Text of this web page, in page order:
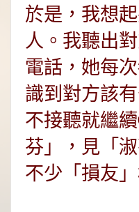
於是，我想
人。我聽出
電話，她每
識到對方該
不接聽就繼
芬」，見「
不少「損友